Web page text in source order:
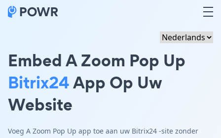
Embed A Zoom Pop Up
Bitrix24App Op Uw
Website
Voeg A Zoom Pop Up app toe aan uw Bitrix24 -site zonder